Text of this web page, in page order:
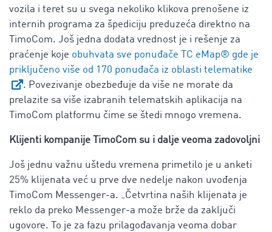
vozila i teret su u svega nekoliko klikova prenošene iz
internih programa za špediciju preduzeća direktno na
TimoCom. Još jedna dodata vrednost je i rešenje za
praćenje koje obuhvata sve ponuđače TC eMap® gde je
priključeno više od 170 ponuđača iz oblasti telematike
. Povezivanje obezbeđuje da više ne morate da
prelazite sa više izabranih telematskih aplikacija na
TimoCom platformu čime se štedi mnogo vremena.
Klijenti kompanije TimoCom su i dalje veoma zadovoljni
Još jednu važnu uštedu vremena primetilo je u anketi
25% klijenata već u prve dve nedelje nakon uvođenja
TimoCom Messenger-a. „Četvrtina naših klijenata je
reklo da preko Messenger-a može brže da zaključi
ugovore. To je za fazu prilagođavanja veoma dobar